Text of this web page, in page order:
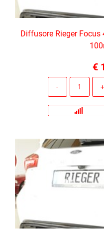
Diffusore Rieger
€